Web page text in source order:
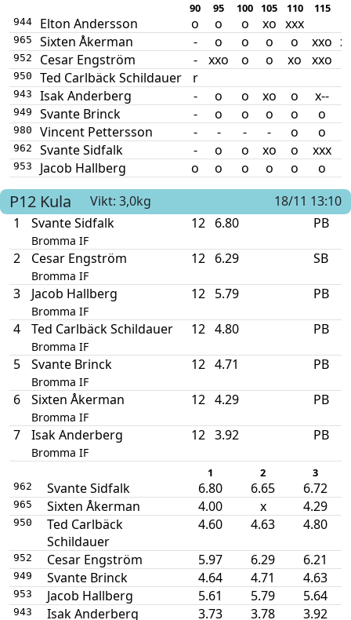
90 95 100 105 110 115
944 Elton Andersson o o o xo xxx
965 Sixten Åkerman - o o o o xxo
952 Cesar Engström - xxo o o xo xxo
950 Ted Carlbäck Schildauer r
943 Isak Anderberg - o o xo o x--
949 Svante Brinck - o o o o o
980 Vincent Pettersson - - - - o o
962 Svante Sidfalk - o o xo o xxx
953 Jacob Hallberg o o o o o o
P12 Kula Vikt: 3,0kg
18/11 13:10
1
Svante Sidfalk
Bromma IF
12 6.80 PB
2 Cesar Engström
Bromma IF
12 6.29 SB
3 Jacob Hallberg
Bromma IF
12 5.79 PB
4 Ted Carlbäck Schildauer
Bromma IF
12 4.80 PB
5 Svante Brinck
Bromma IF
12 4.71 PB
6 Sixten Åkerman
Bromma IF
12 4.29 PB
7 Isak Anderberg
Bromma IF
12 3.92 PB
1 2 3
962 Svante Sidfalk 6.80 6.65 6.72
965 Sixten Åkerman 4.00 x 4.29
950
Ted Carlbäck
Schildauer
4.60 4.63 4.80
952 Cesar Engström 5.97 6.29 6.21
949 Svante Brinck 4.64 4.71 4.63
953 Jacob Hallberg 5.61 5.79 5.64
943 Isak Anderberg 3.73 3.78 3.92